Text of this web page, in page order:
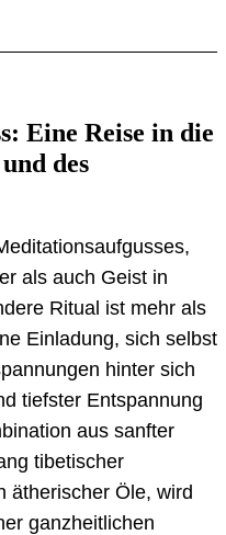
Eine Reise in die
des
als auch Geist in
Ritual ist mehr als
Einladung, sich selbst
hinter sich
tiefster Entspannung
aus sanfter
tibetischer
ätherischer Öle, wird
ganzheitlichen